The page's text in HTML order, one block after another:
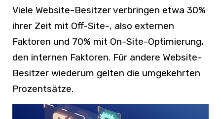
Viele Website-Besitzer verbringen etwa 30%
ihrer Zeit mit Off-Site-, also externen
Faktoren und 70% mit On-Site-Optimierung,
den internen Faktoren. Für andere Website-
Besitzer wiederum gelten die umgekehrten
Prozentsätze.